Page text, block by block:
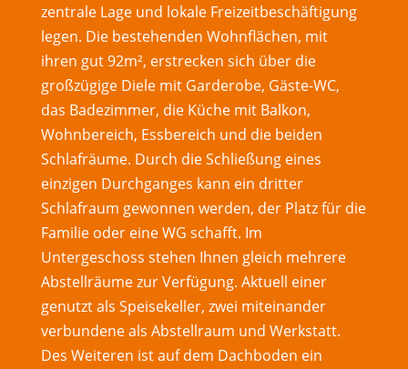
zentrale Lage und lokale Freizeitbeschäftigung
legen. Die bestehenden Wohnflächen, mit
ihren gut 92m², erstrecken sich über die
großzügige Diele mit Garderobe, Gäste-WC,
das Badezimmer, die Küche mit Balkon,
Wohnbereich, Essbereich und die beiden
Schlafräume. Durch die Schließung eines
einzigen Durchganges kann ein dritter
Schlafraum gewonnen werden, der Platz für die
Familie oder eine WG schafft. Im
Untergeschoss stehen Ihnen gleich mehrere
Abstellräume zur Verfügung. Aktuell einer
genutzt als Speisekeller, zwei miteinander
verbundene als Abstellraum und Werkstatt.
Des Weiteren ist auf dem Dachboden ein